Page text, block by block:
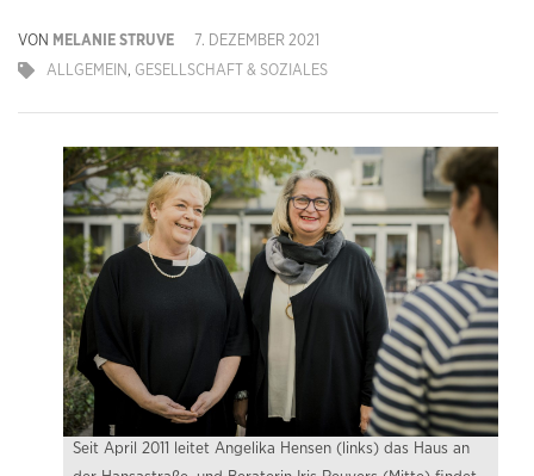
VON MELANIE STRUVE
7. DEZEMBER 2021
ALLGEMEIN, GESELLSCHAFT & SOZIALES
Seit April 2011 leitet Angelika Hensen (links) das Haus an